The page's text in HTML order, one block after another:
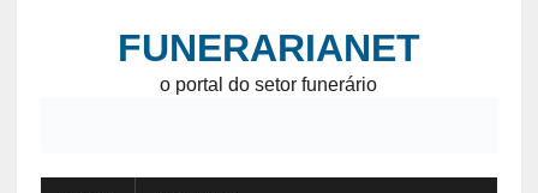
FUNERARIANET
o portal do setor funerário